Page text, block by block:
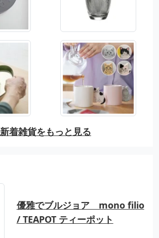
新着雑貨をもっと見る
優雅でブルジョア mono filio
/ TEAPOT ティーポット